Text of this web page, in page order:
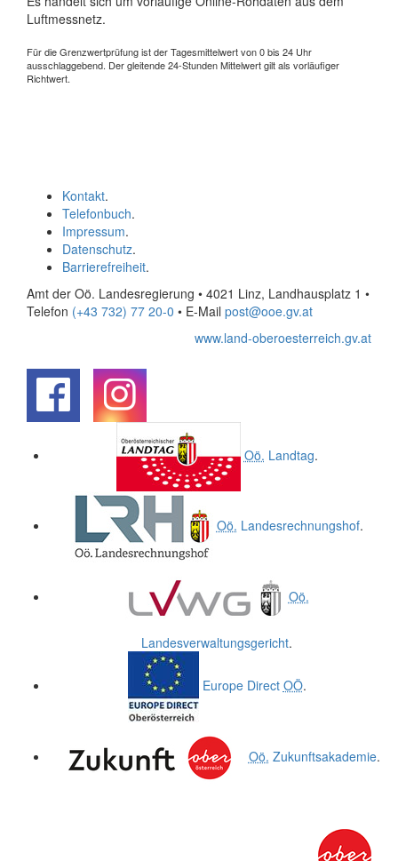
Luftmessnetz.
Für die Grenzwertprüfung ist der Tagesmittelwert von 0 bis 24 Uhr
ausschlaggebend. Der gleitende 24-Stunden Mittelwert gilt als vorläufiger
Richtwert.
Kontakt.
Telefonbuch.
Impressum.
Datenschutz.
Barrierefreiheit.
Amt der Oö. Landesregierung • 4021 Linz, Landhausplatz 1 •
Telefon (+43 732) 77 20-0 • E-Mail post@ooe.gv.at
www.land-oberoesterreich.gv.at
Oö. Landtag.
Oö. Landesrechnungshof.
Oö.
Landesverwaltungsgericht.
Europe Direct OÖ.
Oö. Zukunftsakademie.